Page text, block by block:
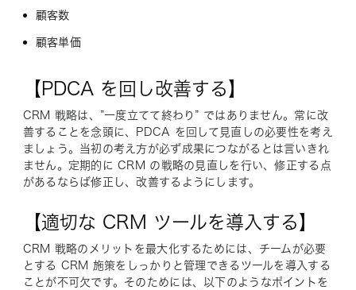
顧客数
顧客単価
【PDCA を回し改善する】
CRM 戦略は、”一度立てて終わり” ではありません。常に改
善することを念頭に、PDCA を回して見直しの必要性を考え
ましょう。当初の考え方が必ず成果につながるとは言いきれ
ません。定期的に CRM の戦略の見直しを行い、修正する点
があるならば修正し、改善するようにします。
【適切な CRM ツールを導入する】
CRM 戦略のメリットを最大化するためには、チームが必要
とする CRM 施策をしっかりと管理できるツールを導入する
ことが不可欠です。そのためには、以下のようなポイントを